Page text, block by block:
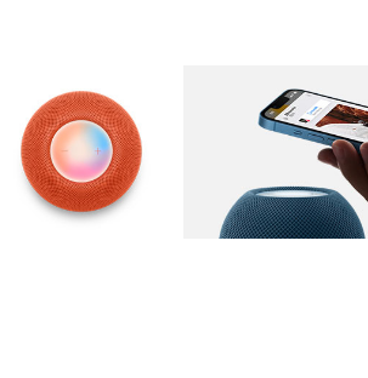
图库 图像 图库